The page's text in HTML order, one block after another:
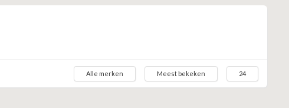
Alle merken Meest bekeken 24